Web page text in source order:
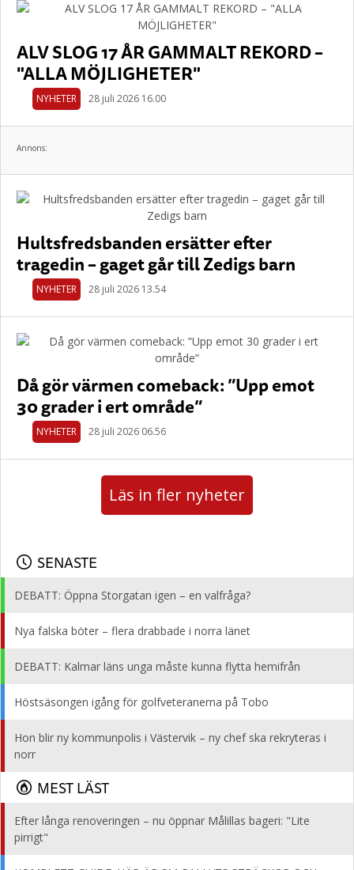
ALV SLOG 17 ÅR GAMMALT REKORD –
"ALLA MÖJLIGHETER"
NYHETER 28 juli 2026 16.00
Annons:
Hultsfredsbanden ersätter efter
tragedin – gaget går till Zedigs barn
NYHETER 28 juli 2026 13.54
Då gör värmen comeback: ”Upp emot
30 grader i ert område”
NYHETER 28 juli 2026 06.56
Läs in fler nyheter
SENASTE
DEBATT: Öppna Storgatan igen – en valfråga?
Nya falska böter – flera drabbade i norra länet
DEBATT: Kalmar läns unga måste kunna flytta hemifrån
Höstsäsongen igång för golfveteranerna på Tobo
Hon blir ny kommunpolis i Västervik – ny chef ska rekryteras i
norr
MEST LÄST
Efter långa renoveringen – nu öppnar Målillas bageri: "Lite
pirrigt"